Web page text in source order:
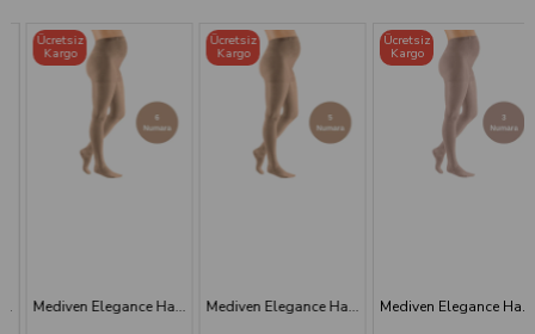
Mediven Elegance Hamile Varis Çorabı - CCL2 - Burnu Kapalı - Bej - 6 Numara - Kısa (Petite)
Ücretsiz
Kargo
Mediven Elegance Hamile Varis Çorabı - CCL2 - Burnu Kapalı - Bej - 5 Numara - Kısa (Petite)
Ücretsiz
Kargo
Mediven Elegance Hamile Varis Çorabı - CCL2 - Burnu Kapalı - Kaşmir - 3 Numara
Ücretsiz
Kargo